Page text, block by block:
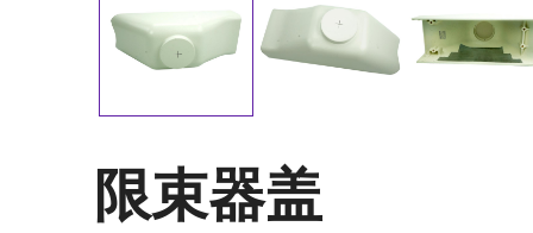
限束器盖